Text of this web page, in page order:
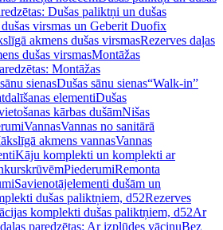
Dušas paliktņi un dušas
virsmas un Geberit Duofix
akmens dušas virsmasRezerves daļas
dušas virsmasMontāžas
Montāžas
sienasDušas sānu sienas“Walk-in”
elementiDušas
kārbas dušāmNišas
VannasVannas no sanitārā
akmens vannasVannas
Kāju komplekti un komplekti ar
PiederumiRemonta
Savienotājelementi dušām un
dušas paliktņiem, d52Rezerves
komplekti dušas paliktņiem, d52Ar
paredzētas: Ar izplūdes vāciņuBez